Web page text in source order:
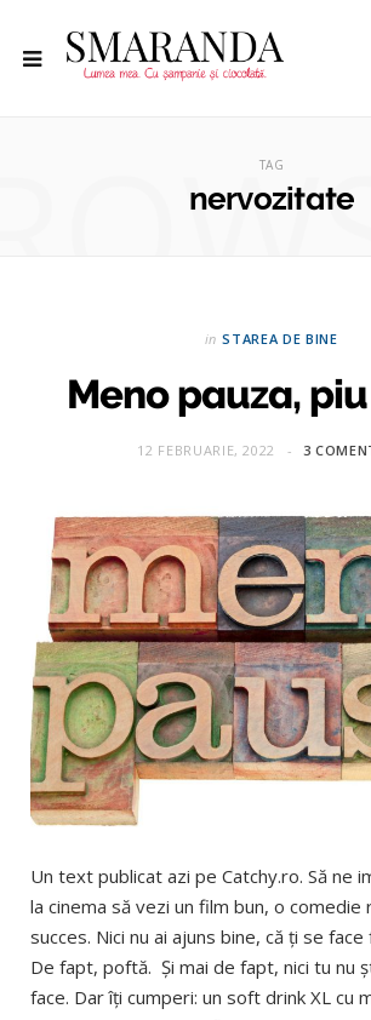
TAG
nervozitate
in STAREA DE BINE
Meno pauza,
12 FEBRUARIE, 2022 3
Un text publicat azi pe Catchy.ro. Să ne
la cinema să vezi un film bun, o comedie
succes. Nici nu ai ajuns bine, că ţi se
De fapt, poftă. Şi mai de fapt, nici tu nu
face. Dar îţi cumperi: un soft drink XL cu